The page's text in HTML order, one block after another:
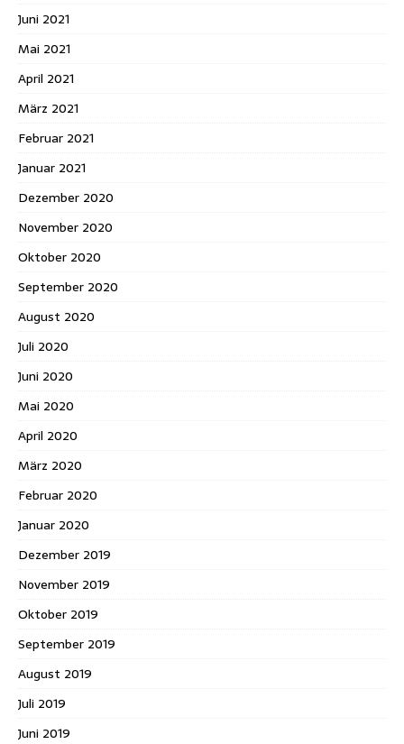
Juni 2021
Mai 2021
April 2021
März 2021
Februar 2021
Januar 2021
Dezember 2020
November 2020
Oktober 2020
September 2020
August 2020
Juli 2020
Juni 2020
Mai 2020
April 2020
März 2020
Februar 2020
Januar 2020
Dezember 2019
November 2019
Oktober 2019
September 2019
August 2019
Juli 2019
Juni 2019